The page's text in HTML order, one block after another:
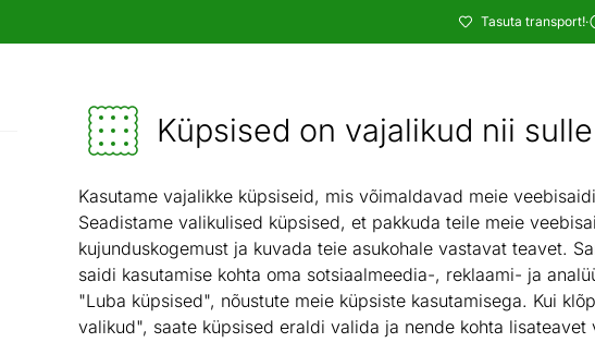
Küpsised on vajalikud nii
Kasutame vajalikke küpsiseid, mis võimaldavad meie
Seadistame valikulised küpsised, et pakkuda teile meie
kujunduskogemust ja kuvada teie asukohale vastavat teavet.
saidi kasutamise kohta oma sotsiaalmeedia-, reklaami- ja
"Luba küpsised", nõustute meie küpsiste kasutamisega. Kui
valikud", saate küpsised eraldi valida ja nende kohta lisateavet
Tasuta transport!·
Mööbel ja sisustus - ON24